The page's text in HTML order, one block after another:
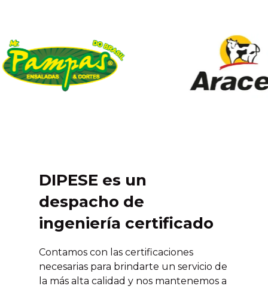
DIPESE es un
despacho de
ingeniería certificado
Contamos con las certificaciones
necesarias para brindarte un servicio de
la más alta calidad y nos mantenemos a